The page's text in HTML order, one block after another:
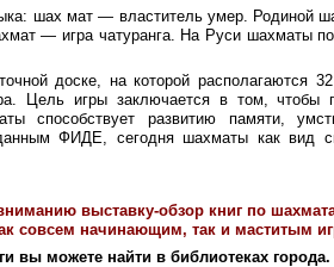
шах мат — властитель умер. Родиной
— игра чатуранга. На Руси шахматы
доске, на которой располагаются
Цель игры заключается в том, чтобы
способствует развитию памяти,
ФИДЕ, сегодня шахматы как вид
выставку-обзор книг по
совсем начинающим, так и маститым
вы можете найти в библиотеках города.